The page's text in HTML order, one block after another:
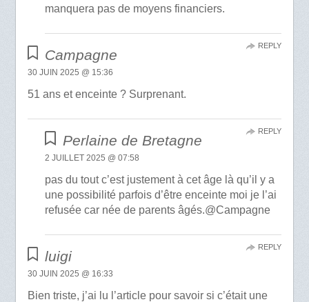
manquera pas de moyens financiers.
Campagne
30 JUIN 2025 @ 15:36
51 ans et enceinte ? Surprenant.
REPLY
Perlaine de Bretagne
2 JUILLET 2025 @ 07:58
pas du tout c’est justement à cet âge là qu’il y a
une possibilité parfois d’être enceinte moi je l’ai
refusée car née de parents âgés.@Campagne
REPLY
luigi
30 JUIN 2025 @ 16:33
Bien triste, j’ai lu l’article pour savoir si c’était une
REPLY